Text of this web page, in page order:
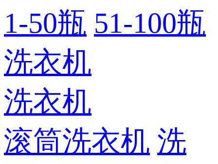
1-50瓶 51-100瓶
洗衣机
洗衣机
滚筒洗衣机 洗